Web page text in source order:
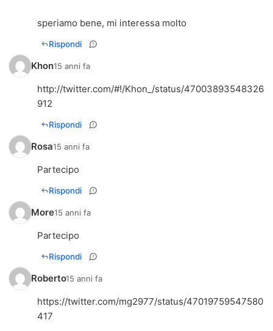
speriamo bene, mi interessa molto
Rispondi
Khon15 anni fa
http://twitter.com/#!/Khon_/status/47003893548326
912
Rispondi
Rosa15 anni fa
Partecipo
Rispondi
More15 anni fa
Partecipo
Rispondi
Roberto15 anni fa
https://twitter.com/mg2977/status/47019759547580
417